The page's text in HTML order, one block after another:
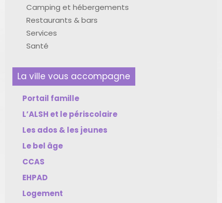
Camping et hébergements
Restaurants & bars
Services
Santé
La ville vous accompagne
Portail famille
L’ALSH et le périscolaire
Les ados & les jeunes
Le bel âge
CCAS
EHPAD
Logement